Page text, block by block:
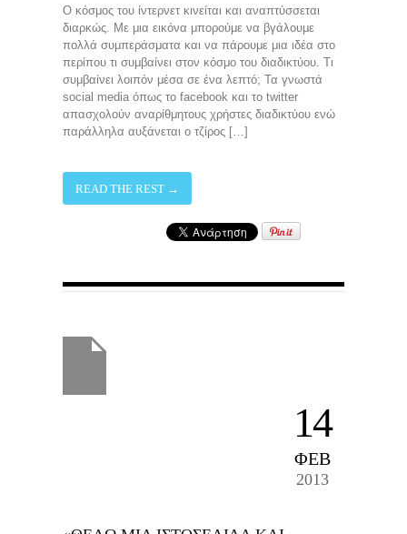
Ο κόσμος του ίντερνετ κινείται και αναπτύσσεται
διαρκώς. Με μια εικόνα μπορούμε να βγάλουμε
πολλά συμπεράσματα και να πάρουμε μια ιδέα στο
περίπου τι συμβαίνει στον κόσμο του διαδικτύου. Τι
συμβαίνει λοιπόν μέσα σε ένα λεπτό; Τα γνωστά
social media όπως το facebook και το twitter
απασχολούν αναρίθμητους χρήστες διαδικτύου ενώ
παράλληλα αυξάνεται ο τζίρος […]
READ THE REST →
14
ΦΕΒ
2013